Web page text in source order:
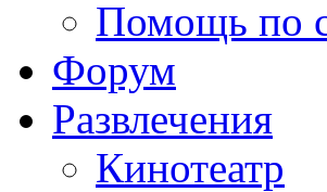
Помощь по
Форум
Развлечения
Кинотеатр